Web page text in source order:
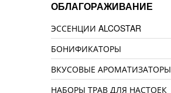
ОБЛАГОРАЖИВАНИЕ
ЭССЕНЦИИ ALCOSTAR
БОНИФИКАТОРЫ
ВКУСОВЫЕ АРОМАТИЗАТОРЫ
НАБОРЫ ТРАВ ДЛЯ НАСТОЕК